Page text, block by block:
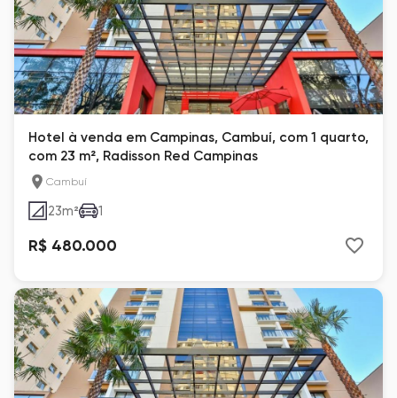
Hotel à venda em Campinas, Cambuí, com 1 quarto,
com 23 m², Radisson Red Campinas
Cambuí
23m² 1
R$ 480.000